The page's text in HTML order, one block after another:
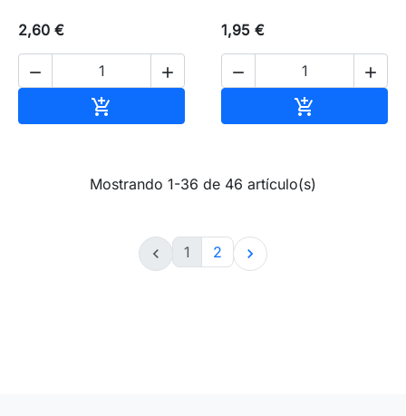
2,60 €
 

1,95 €
 

Mostrando 1-36 de 46 artículo(s)
 1 2 